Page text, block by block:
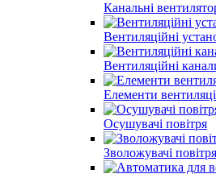
Канальні
Вентиляційні
Вентиляційні
Елементи
Осушувачі повітря
Зволожувачі повітря